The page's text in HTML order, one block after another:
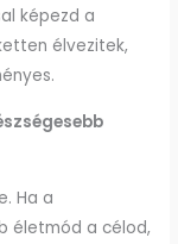
képezd a
élvezitek,
Ha a
életmód a célod,